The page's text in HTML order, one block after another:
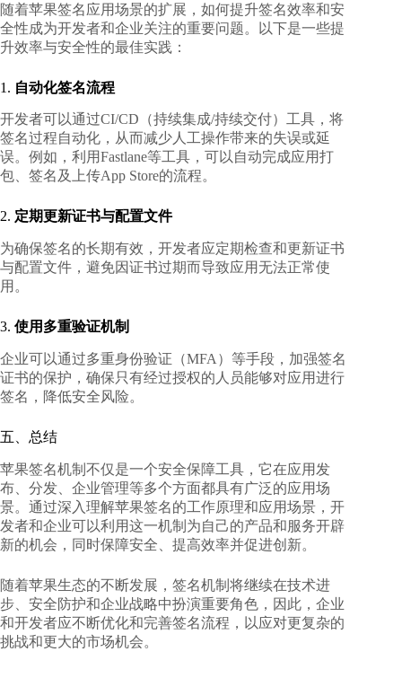
随着苹果签名应用场景的扩展，如何提升签名效率和安
全性成为开发者和企业关注的重要问题。以下是一些提
升效率与安全性的最佳实践：
1. 自动化签名流程
开发者可以通过CI/CD（持续集成/持续交付）工具，将
签名过程自动化，从而减少人工操作带来的失误或延
误。例如，利用Fastlane等工具，可以自动完成应用打
包、签名及上传App Store的流程。
2. 定期更新证书与配置文件
为确保签名的长期有效，开发者应定期检查和更新证书
与配置文件，避免因证书过期而导致应用无法正常使
用。
3. 使用多重验证机制
企业可以通过多重身份验证（MFA）等手段，加强签名
证书的保护，确保只有经过授权的人员能够对应用进行
签名，降低安全风险。
五、总结
苹果签名机制不仅是一个安全保障工具，它在应用发
布、分发、企业管理等多个方面都具有广泛的应用场
景。通过深入理解苹果签名的工作原理和应用场景，开
发者和企业可以利用这一机制为自己的产品和服务开辟
新的机会，同时保障安全、提高效率并促进创新。
随着苹果生态的不断发展，签名机制将继续在技术进
步、安全防护和企业战略中扮演重要角色，因此，企业
和开发者应不断优化和完善签名流程，以应对更复杂的
挑战和更大的市场机会。